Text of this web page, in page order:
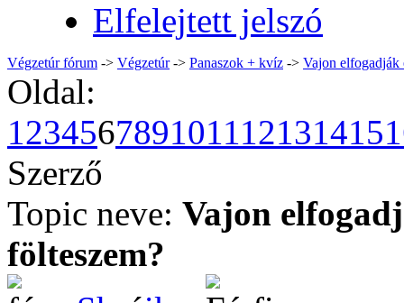
Elfelejtett jelszó
Végzetúr fórum -> Végzetúr-> Panaszok + kvíz -> Vajon elfogadják
Oldal:
123456789101112131415
Szerző
Topic neve: Vajon
fölteszem?